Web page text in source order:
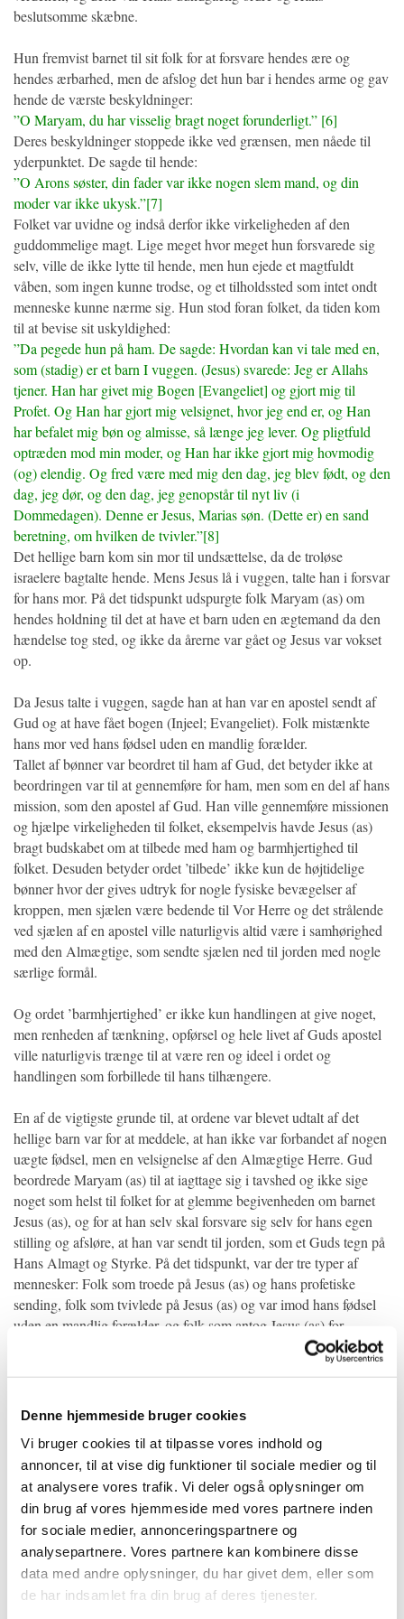
Denne hjemmeside bruger cookies
Vi bruger cookies til at tilpasse vores indhold og
annoncer, til at vise dig funktioner til sociale medier og til
at analysere vores trafik. Vi deler også oplysninger om
din brug af vores hjemmeside med vores partnere inden
for sociale medier, annonceringspartnere og
analysepartnere. Vores partnere kan kombinere disse
data med andre oplysninger, du har givet dem, eller som
de har indsamlet fra din brug af deres tjenester.
beslutsomme skæbne.
Hun fremvist barnet til sit folk for at forsvare hendes ære og
hendes ærbarhed, men de afslog det hun bar i hendes arme og gav
hende de værste beskyldninger:
”O Maryam, du har visselig bragt noget forunderligt.” [6]
Deres beskyldninger stoppede ikke ved grænsen, men nåede til
yderpunktet. De sagde til hende:
”O Arons søster, din fader var ikke nogen slem mand, og din
moder var ikke ukysk.”[7]
Folket var uvidne og indså derfor ikke virkeligheden af den
guddommelige magt. Lige meget hvor meget hun forsvarede sig
selv, ville de ikke lytte til hende, men hun ejede et magtfuldt
våben, som ingen kunne trodse, og et tilholdssted som intet ondt
menneske kunne nærme sig. Hun stod foran folket, da tiden kom
til at bevise sit uskyldighed:
”Da pegede hun på ham. De sagde: Hvordan kan vi tale med en,
som (stadig) er et barn I vuggen. (Jesus) svarede: Jeg er Allahs
tjener. Han har givet mig Bogen [Evangeliet] og gjort mig til
Profet. Og Han har gjort mig velsignet, hvor jeg end er, og Han
har befalet mig bøn og almisse, så længe jeg lever. Og pligtfuld
optræden mod min moder, og Han har ikke gjort mig hovmodig
(og) elendig. Og fred være med mig den dag, jeg blev født, og den
dag, jeg dør, og den dag, jeg genopstår til nyt liv (i
Dommedagen). Denne er Jesus, Marias søn. (Dette er) en sand
beretning, om hvilken de tvivler.”[8]
Det hellige barn kom sin mor til undsættelse, da de troløse
israelere bagtalte hende. Mens Jesus lå i vuggen, talte han i forsvar
for hans mor. På det tidspunkt udspurgte folk Maryam (as) om
hendes holdning til det at have et barn uden en ægtemand da den
hændelse tog sted, og ikke da årerne var gået og Jesus var vokset
op.
Da Jesus talte i vuggen, sagde han at han var en apostel sendt af
Gud og at have fået bogen (Injeel; Evangeliet). Folk mistænkte
hans mor ved hans fødsel uden en mandlig forælder.
Tallet af bønner var beordret til ham af Gud, det betyder ikke at
beordringen var til at gennemføre for ham, men som en del af hans
mission, som den apostel af Gud. Han ville gennemføre missionen
og hjælpe virkeligheden til folket, eksempelvis havde Jesus (as)
bragt budskabet om at tilbede med ham og barmhjertighed til
folket. Desuden betyder ordet ’tilbede’ ikke kun de højtidelige
bønner hvor der gives udtryk for nogle fysiske bevægelser af
kroppen, men sjælen være bedende til Vor Herre og det strålende
ved sjælen af en apostel ville naturligvis altid være i samhørighed
med den Almægtige, som sendte sjælen ned til jorden med nogle
særlige formål.
Og ordet ’barmhjertighed’ er ikke kun handlingen at give noget,
men renheden af tænkning, opførsel og hele livet af Guds apostel
ville naturligvis trænge til at være ren og ideel i ordet og
handlingen som forbillede til hans tilhængere.
En af de vigtigste grunde til, at ordene var blevet udtalt af det
hellige barn var for at meddele, at han ikke var forbandet af nogen
uægte fødsel, men en velsignelse af den Almægtige Herre. Gud
beordrede Maryam (as) til at iagttage sig i tavshed og ikke sige
noget som helst til folket for at glemme begivenheden om barnet
Jesus (as), og for at han selv skal forsvare sig selv for hans egen
stilling og afsløre, at han var sendt til jorden, som et Guds tegn på
Hans Almagt og Styrke. På det tidspunkt, var der tre typer af
mennesker: Folk som troede på Jesus (as) og hans profetiske
sending, folk som tvivlede på Jesus (as) og var imod hans fødsel
uden en mandlig forælder, og folk som antog Jesus (as) for
”Og Vi gjorde (Jesus) Marias søn og hans moder til et tegn, og vi
skænkede dem tilflugt i et højland med dale og strømmende
vand.”[9]
Ifølge dette vers var Maryam (as) beordret af Gud til at søge ly i
Betlehem, hvor der var et frugttræ at spise af og en kilde at drikke
af. Denne plads var på det højeste sted i Palæstina, som ligger i
nærheden af Jerusalem, omgivet af vinmarker, frugthaver og enge
med kreaturer græssende i dem. Historien giver os ikke nogen
pålidelig informationer om Maryam og Jesus’ (as) liv, og om
hvordan denne hellige moder og hendes barn tilbragte deres først